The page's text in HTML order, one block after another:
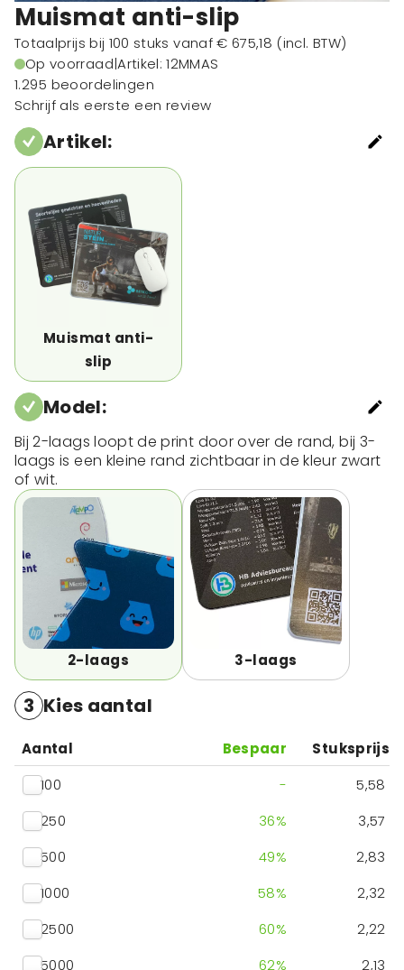
Muismat anti-slip
Totaalprijs bij 100 stuks vanaf€ 675,18 (incl. BTW)
Op voorraad|Artikel: 12MMAS
1.295 beoordelingen
Schrijf als eerste een review
Artikel:
Muismat anti-
slip
Model:
Bij 2-laags loopt de print door over de rand, bij 3-
laags is een kleine rand zichtbaar in de kleur zwart
of wit.
2-laags 3-laags
3 Kies aantal
Aantal Bespaar
Stuksprijs
100
-
5,58
250
36%
3,57
500
49%
2,83
1000
58%
2,32
2500
60%
2,22
5000
62% 2,13